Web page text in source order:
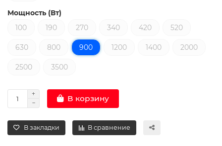
Мощность (Вт)
100
190 270 340 420 520
630 800 900 1200 1400 2000
2500 3500
В корзину
В закладки В сравнение